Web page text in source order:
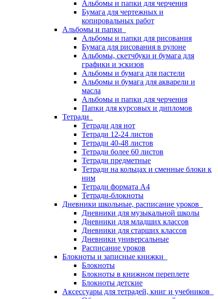
Альбомы и папки для черчения
Бумага для чертежных и
копировальных работ
Альбомы и папки
Альбомы и папки для рисования
Бумага для рисования в рулоне
Альбомы, скетчбуки и бумага для
графики и эскизов
Альбомы и бумага для пастели
Альбомы и бумага для акварели и
масла
Альбомы и папки для черчения
Папки для курсовых и дипломов
Тетради
Тетради для нот
Тетради 12-24 листов
Тетради 40-48 листов
Тетради более 60 листов
Тетради предметные
Тетради на кольцах и сменные блоки к
ним
Тетради формата А4
Тетради-блокноты
Дневники школьные, расписание уроков
Дневники для музыкальной школы
Дневники для младших классов
Дневники для старших классов
Дневники универсальные
Расписание уроков
Блокноты и записные книжки
Блокноты
Блокноты в книжном переплете
Блокноты детские
Аксессуары для тетрадей, книг и учебников